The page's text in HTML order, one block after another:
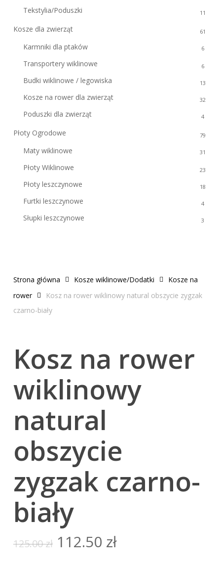
Tekstylia/Poduszki 11
Kosze dla zwierząt 61
Karmniki dla ptaków 6
Transportery wiklinowe 6
Budki wiklinowe / legowiska 13
Kosze na rower dla zwierząt 32
Poduszki dla zwierząt 4
Płoty Ogrodowe 79
Maty wiklinowe 31
Płoty Wiklinowe 23
Płoty leszczynowe 18
Furtki leszczynowe 4
Słupki leszczynowe 3
Strona główna Kosze wiklinowe/Dodatki
Kosze na
rower
Kosz na rower wiklinowy natural obszycie zygzak
czarno-biały
Kosz na rower
wiklinowy
natural
obszycie
zygzak czarno-
biały
125.00zł Pierwotna
112.50 złAktualna